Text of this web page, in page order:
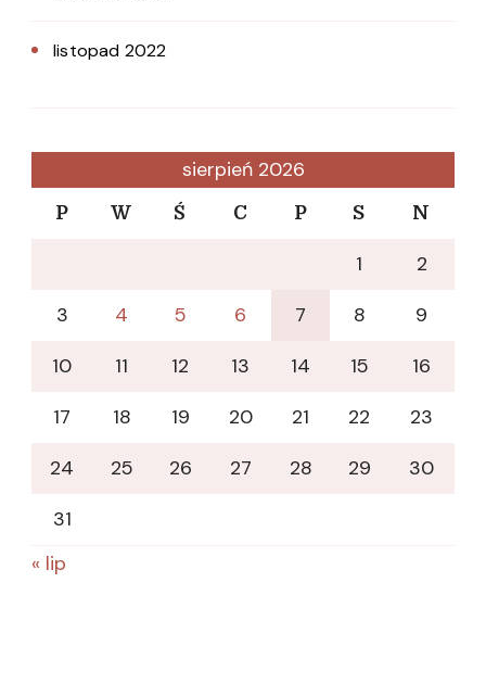
listopad 2022
sierpień 2026
P W Ś C P S N
1
2
3
4 5 6 7 8
9
10
11 12 13 14 15
16
17
18 19 20 21 22
23
24
25 26 27 28 29
30
31
« lip